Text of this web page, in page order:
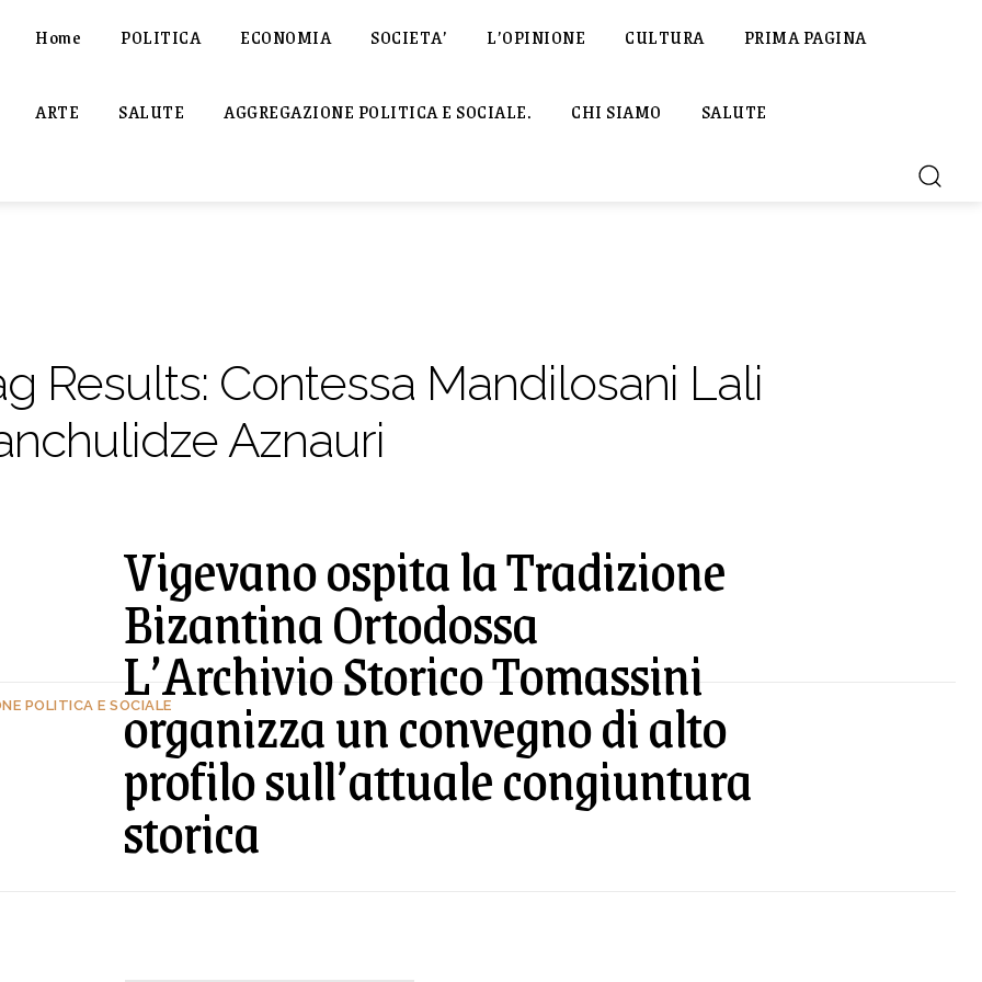
Home POLITICA ECONOMIA SOCIETA’ L’OPINIONE CULTURA PRIMA PAGINA
ARTE SALUTE AGGREGAZIONE POLITICA E SOCIALE. CHI SIAMO SALUTE
Results: Contessa Mandilosani Lali
Aznauri
Vigevano ospita la Tradizione
Bizantina Ortodossa
POLITICA E SOCIALEL’Archivio Storico Tomassini
organizza un convegno di alto
profilo sull’attuale congiuntura
storica